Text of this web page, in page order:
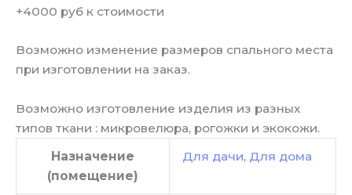
+4000 руб к стоимости
Возможно изменение размеров спального места
при изготовлении на заказ.
Возможно изготовление изделия из разных
типов ткани : микровелюра, рогожки и экокожи.
Назначение
(помещение)
Для дачи, Для дома